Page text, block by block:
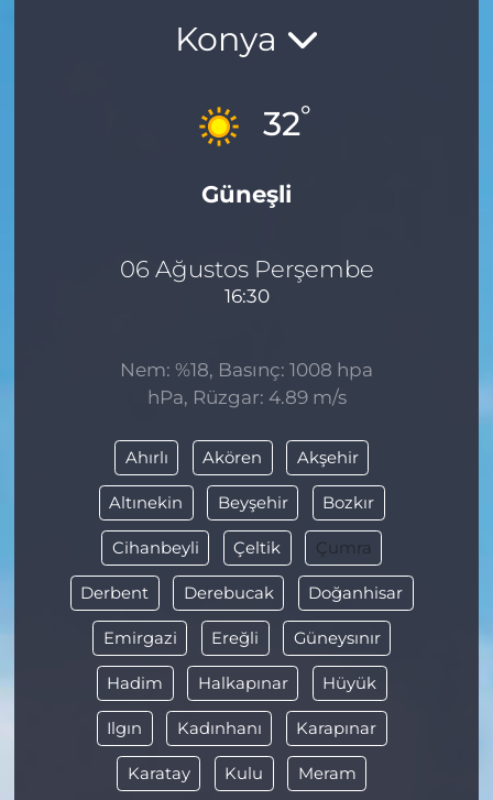
Konya
32°
Güneşli
06 Ağustos Perşembe
16:30
Nem: %18, Basınç: 1008 hpa
hPa, Rüzgar: 4.89 m/s
Ahırlı Akören Akşehir
Altınekin Beyşehir Bozkır
Cihanbeyli Çeltik Çumra
Derbent Derebucak Doğanhisar
Emirgazi Ereğli Güneysınır
Hadim Halkapınar Hüyük
Ilgın Kadınhanı Karapınar
Karatay Kulu Meram
GÜNCEL